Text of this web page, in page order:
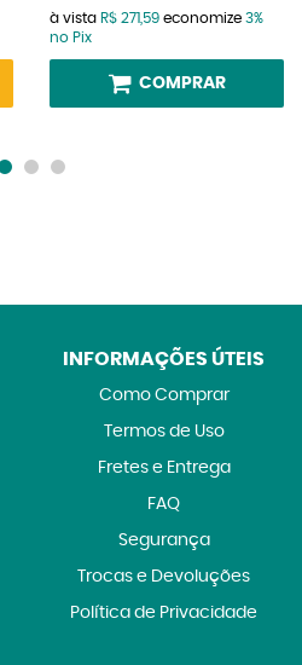
à vista R$ 271,59 economize 3%
no Pix
COMPRAR
INFORMAÇÕES ÚTEIS
Como Comprar
Termos de Uso
Fretes e Entrega
FAQ
Segurança
Trocas e Devoluções
Política de Privacidade